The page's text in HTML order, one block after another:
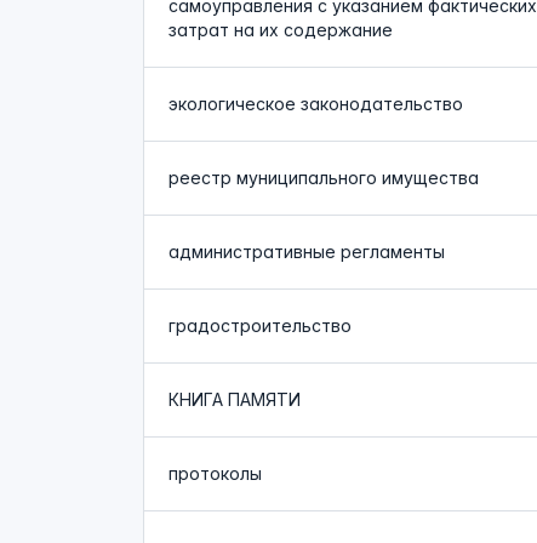
самоуправления с указанием фактических
затрат на их содержание
экологическое законодательство
реестр муниципального имущества
административные регламенты
градостроительство
КНИГА ПАМЯТИ
протоколы